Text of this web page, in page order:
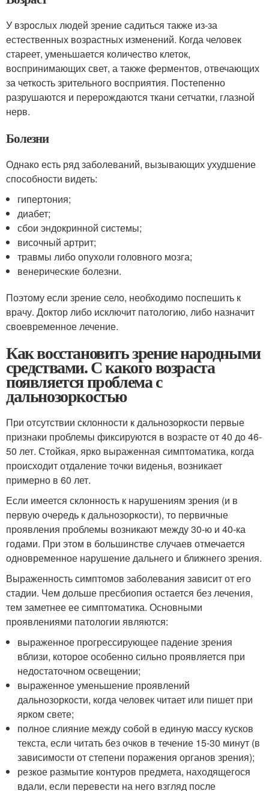
У взрослых людей зрение садиться также из-за
естественных возрастных изменений. Когда человек
стареет, уменьшается количество клеток,
воспринимающих свет, а также ферментов, отвечающих
за четкость зрительного восприятия. Постепенно
разрушаются и перерождаются ткани сетчатки, глазной
нерв.
Болезни
Однако есть ряд заболеваний, вызывающих ухудшение
способности видеть:
гипертония;
диабет;
сбои эндокринной системы;
височный артрит;
травмы либо опухоли головного мозга;
венерические болезни.
Поэтому если зрение село, необходимо поспешить к
врачу. Доктор либо исключит патологию, либо назначит
своевременное лечение.
Как восстановить зрение народными
средствами. С какого возраста
появляется проблема с
дальнозоркостью
При отсутствии склонности к дальнозоркости первые
признаки проблемы фиксируются в возрасте от 40 до 46-
50 лет. Стойкая, ярко выраженная симптоматика, когда
происходит отдаление точки виденья, возникает
примерно в 60 лет.
Если имеется склонность к нарушениям зрения (и в
первую очередь к дальнозоркости), то первичные
проявления проблемы возникают между 30-ю и 40-ка
годами. При этом в большинстве случаев отмечается
одновременное нарушение дальнего и ближнего зрения.
Выраженность симптомов заболевания зависит от его
стадии. Чем дольше пресбиопия остается без лечения,
тем заметнее ее симптоматика. Основными
проявлениями патологии являются:
выраженное прогрессирующее падение зрения
вблизи, которое особенно сильно проявляется при
недостаточном освещении;
выраженное уменьшение проявлений
дальнозоркости, когда человек читает или пишет при
ярком свете;
полное слияние между собой в единую массу кусков
текста, если читать без очков в течение 15-30 минут (в
зависимости от степени поражения органов зрения);
резкое размытие контуров предмета, находящегося
вдали, если перевести на него взгляд после